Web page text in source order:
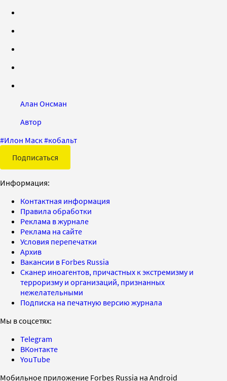
Алан Онсман
Автор
#Илон Маск#кобальт
Подписаться
Информация:
Контактная информация
Правила обработки
Реклама в журнале
Реклама на сайте
Условия перепечатки
Архив
Вакансии в Forbes Russia
Сканер иноагентов, причастных к экстремизму и
терроризму и организаций, признанных
нежелательными
Подписка на печатную версию журнала
Мы в соцсетях:
Telegram
ВКонтакте
YouTube
Мобильное приложение Forbes Russia на Android